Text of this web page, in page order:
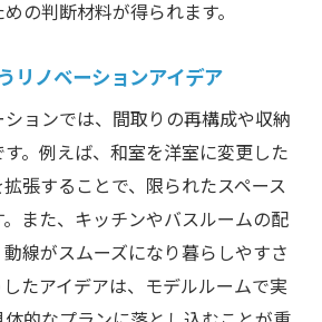
の判断材料が得られます。
リノベーションアイデア
ョンでは、間取りの再構成や収納
。例えば、和室を洋室に変更した
張することで、限られたスペース
また、キッチンやバスルームの配
線がスムーズになり暮らしやすさ
たアイデアは、モデルルームで実